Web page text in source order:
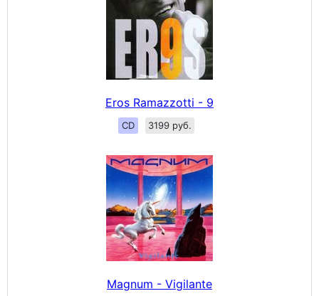
Eros Ramazzotti - 9
CD 3199 руб.
Magnum - Vigilante